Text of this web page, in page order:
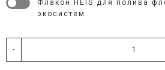
Флакон HEIS для полива
экосистем
-